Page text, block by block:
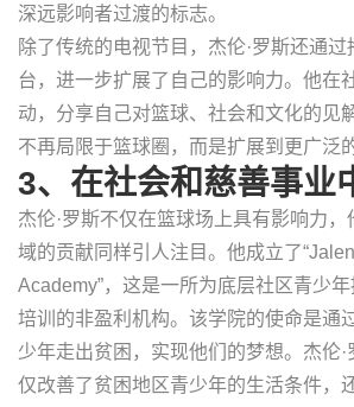
深远影响者过渡的标志。
除了传统的电视节目，杰伦·罗斯还通
台，进一步扩展了自己的影响力。他在
动，分享自己对篮球、社会和文化的见
不再局限于篮球圈，而是扩展到更广泛
3、在社会和慈善事业
杰伦·罗斯不仅在篮球场上具有影响力
域的贡献同样引人注目。他成立了
Academy”，这是一所为底层社区青少
培训的非盈利机构。该学院的使命是通
少年走出贫困，实现他们的梦想。杰伦
仅改善了贫困地区青少年的生活条件，